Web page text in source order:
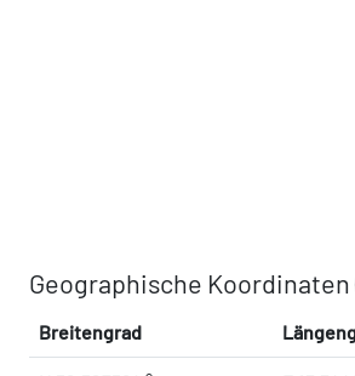
Geographische Koordinaten
Breitengrad